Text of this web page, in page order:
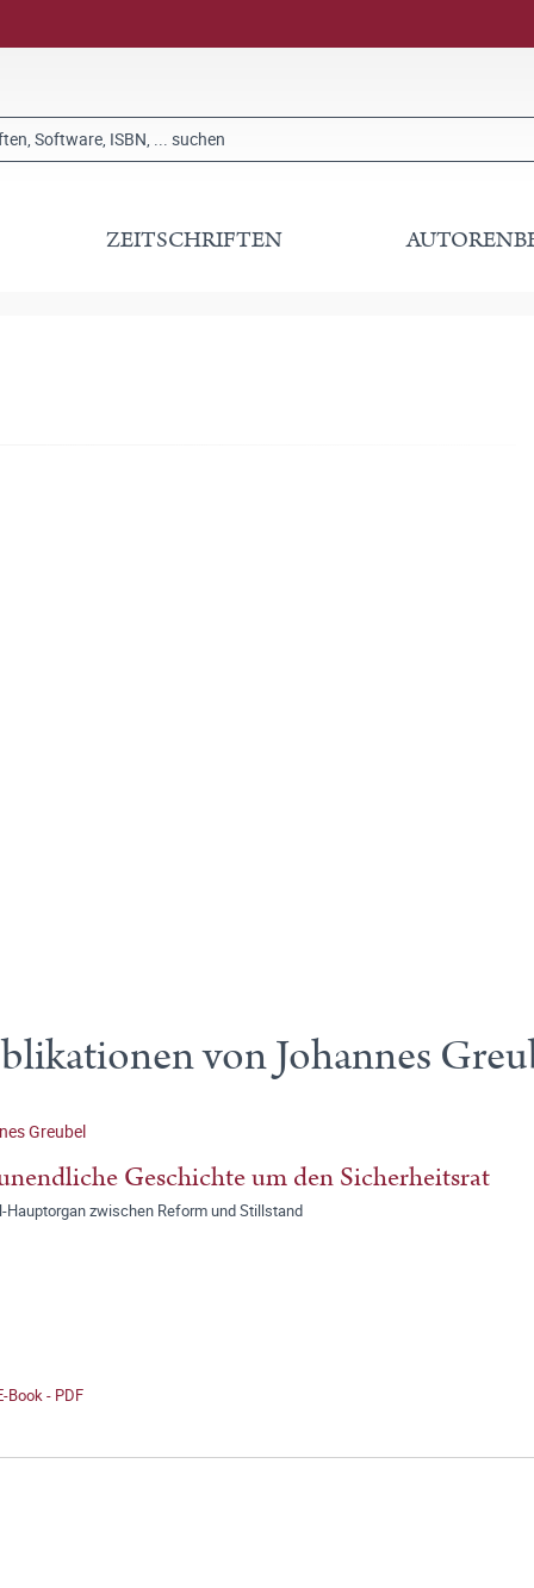
ZEITSCHRIFTEN
von Johannes
Greubel
Geschichte um den Sicherheitsrat
Hauptorgan zwischen Reform und Stillstand
Book - PDF